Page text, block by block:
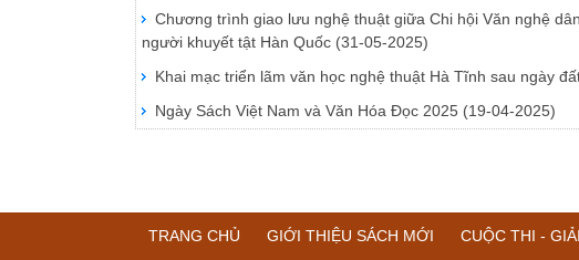
Chương trình giao lưu nghệ thuật giữa Chi hội Văn nghệ
người khuyết tật Hàn Quốc (31-05-2025)
Khai mạc triển lãm văn học nghệ thuật Hà Tĩnh sau ngày
Ngày Sách Việt Nam và Văn Hóa Đọc 2025 (19-04-2025)
TRANG CHỦ GIỚI THIỆU SÁCH MỚI CUỘC THI -